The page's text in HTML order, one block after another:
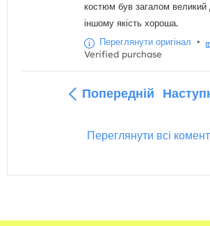
костюм був загалом великий
іншому якість хороша.
Переглянути оригінал •
Verified purchase
Попередній
Переглянути всі